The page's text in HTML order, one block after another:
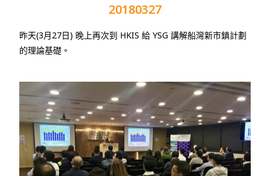
20180327
昨天(3月27日) 晚上再次到 HKIS給 YSG講解船灣新市鎮計劃
的理論基礎。